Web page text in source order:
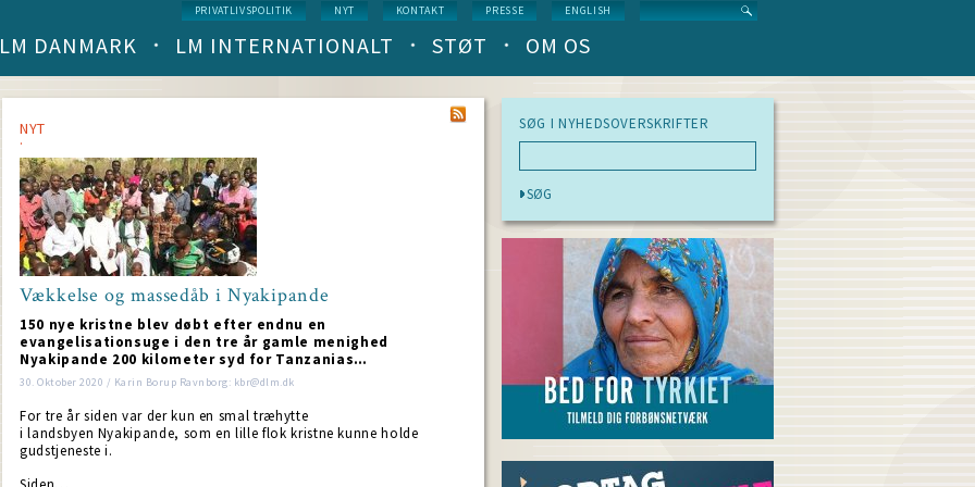
Service
menu
PRIVATLIVSPOLITIK NYT KONTAKT PRESSE ENGLISH
Main
(level
1)
LM DANMARK LM INTERNATIONALT STØT OM OS
NYT
Vækkelse og massedåb i Nyakipande
150 nye kristne blev døbt efter endnu en
evangelisationsuge i den tre år gamle menighed
Nyakipande 200 kilometer syd for Tanzanias…
30. Oktober 2020 / Karin Borup Ravnborg: kbr@dlm.dk
For tre år siden var der kun en smal træhytte
i landsbyen Nyakipande, som en lille flok kristne kunne holde
gudstjeneste i.
SØG I NYHEDSOVERSKRIFTER